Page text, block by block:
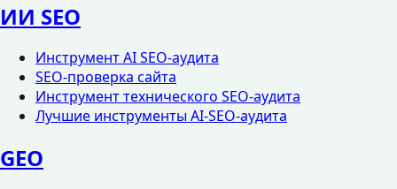
ИИ SEO
Инструмент AI SEO-аудита
SEO-проверка сайта
Инструмент технического SEO-аудита
Лучшие инструменты AI-SEO-аудита
GEO